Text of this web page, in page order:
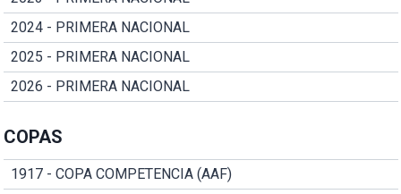
2024 - PRIMERA NACIONAL
2025 - PRIMERA NACIONAL
2026 - PRIMERA NACIONAL
COPAS
1917 - COPA COMPETENCIA (AAF)